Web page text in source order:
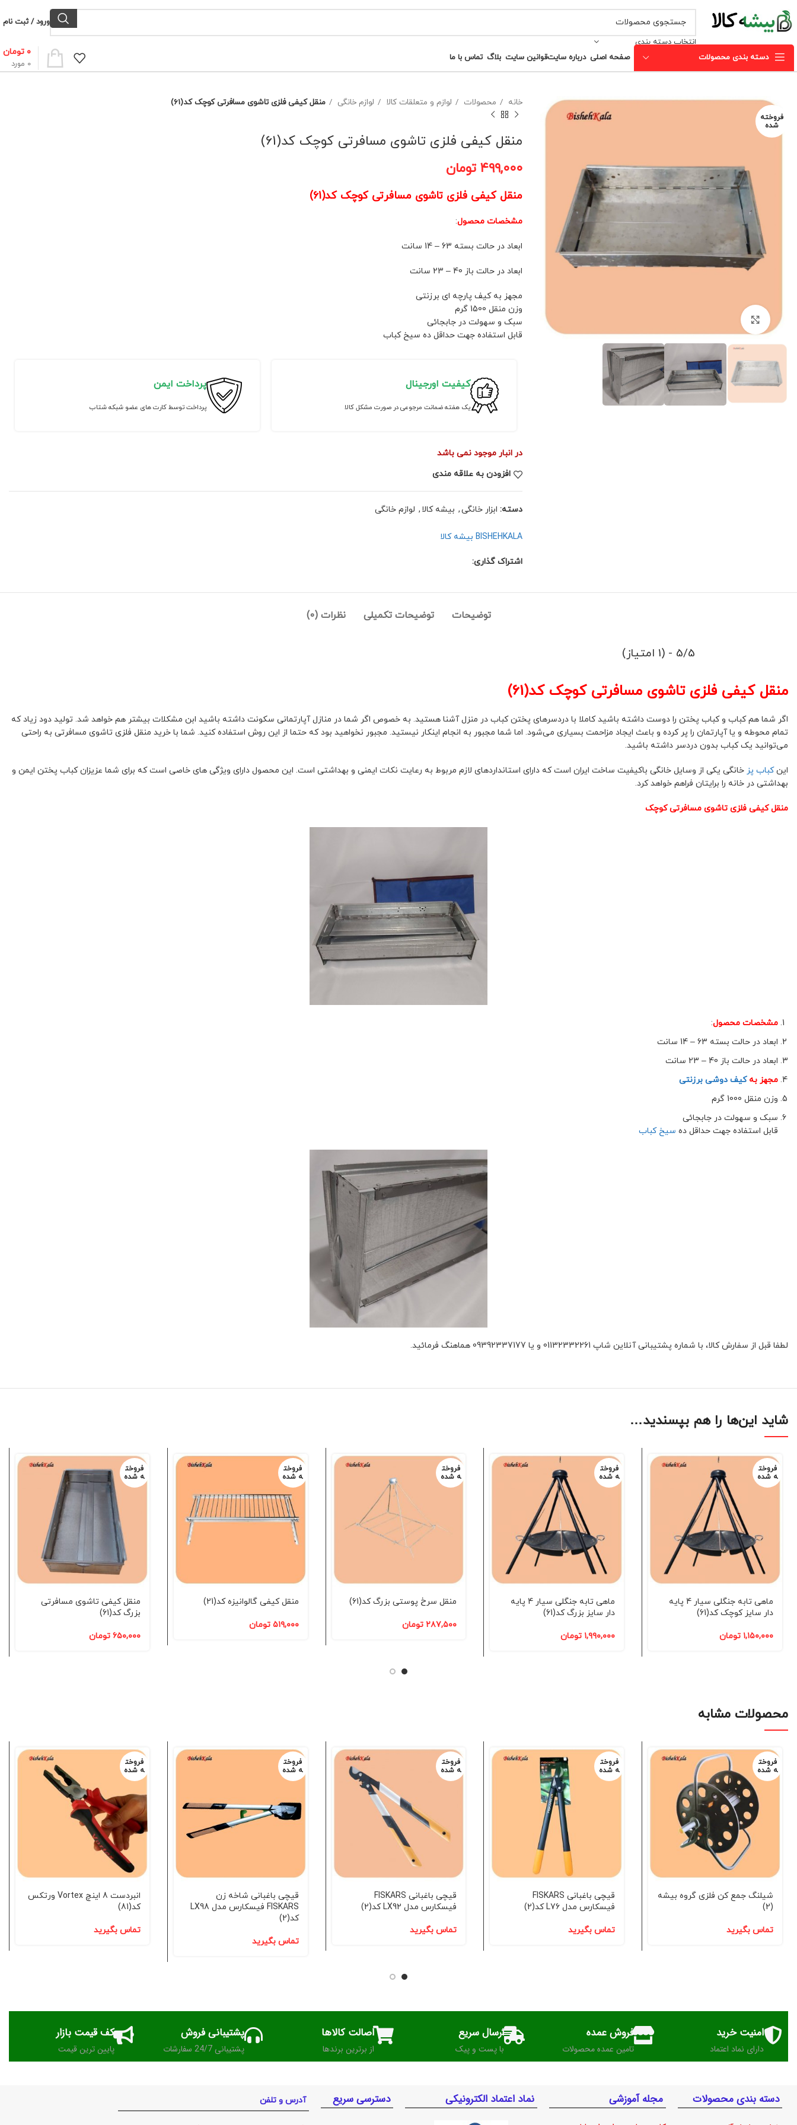
انتخاب دسته بندی
ورود / ثبت نام
دسته بندی محصولات صفحه اصلی درباره سایتقوانین سایت بلاگ تماس با ما
0 مورد
۰ تومان
فروخته
شده
خانه محصولات لوازم و متعلقات کالا لوازم خانگی منقل کیفی فلزی تاشوی مسافرتی کوچک کد(61)
منقل کیفی فلزی تاشوی مسافرتی کوچک کد(61)
۴۹۹,۰۰۰ تومان
منقل کیفی فلزی تاشوی مسافرتی کوچک کد(61)
مشخصات محصول:
ابعاد در حالت بسته 63 – 14 سانت
ابعاد در حالت باز 40 – 23 سانت
مجهز به کیف پارچه ای برزنتی
وزن منقل 1500 گرم
سبک و سهولت در جابجائی
قابل استفاده جهت حداقل ده سیخ کباب
کیفیت اورجینال
یک هفته ضمانت مرجوعی در صورت مشکل کالا
پرداخت ایمن
پرداخت توسط کارت های عضو شبکه شتاب
در انبار موجود نمی باشد
افزودن به علاقه مندی
دسته: ابزار خانگی, بیشه کالا , لوازم خانگی
BISHEHKALA بیشه کالا
اشتراک گذاری:
توضیحات توضیحات تکمیلی نظرات (0)
5/5 - (1 امتیاز)
منقل کیفی فلزی تاشوی مسافرتی کوچک کد(61)
اگر شما هم کباب و ‌کباب پختن را دوست داشته باشید کاملا با دردسرهای پختن کباب در منزل آشنا هستید. به خصوص اگر شما در منازل آپارتمانی سکونت داشته باشید ابن مشکلات بیشتر هم خواهد شد. تولید دود زیاد که
تمام محوطه و یا آپارتمان را پر کرده و باعث ایجاد مزاحمت بسیاری می‌شود. اما شما مجبور به انجام اینکار نیستید. مجبور نخواهید بود که حتما از این روش استفاده کنید. شما با خرید منقل فلزی تاشوی مسافرتی به راحتی
می‌توانید یک کباب بدون دردسر داشته باشید.
اینکباب پز خانگی یکی از وسایل خانگی باکیفیت ساخت ایران است که دارای استانداردهای لازم مربوط به رعایت نکات ایمنی و بهداشتی است. این محصول دارای ویژگی های خاصی است که برای شما عزیزان کباب پختن ایمن و
بهداشتی در خانه را برایتان فراهم خواهد کرد.
منقل کیفی فلزی تاشوی مسافرتی کوچک
مشخصات محصول:
ابعاد در حالت بسته 63 – 14 سانت
ابعاد در حالت باز 40 – 23 سانت
مجهز بهکیف دوشی برزنتی
وزن منقل 1000 گرم
سبک و سهولت در جابجائی
قابل استفاده جهت حداقل ده سیخ کباب
لطفا قبل از سفارش کالا، با شماره پشتیبانی آنلاین شاپ 01132332261 و یا 09392337177 هماهنگ فرمائید.
شاید این‌ها را هم بپسندید…
فروخت
ه شده
ماهی تابه جنگلی سیار 4 پایه
دار سایز کوچک کد(61)
۱,۱۵۰,۰۰۰ تومان
فروخت
ه شده
ماهی تابه جنگلی سیار 4 پایه
دار سایز بزرگ کد(61)
۱,۹۹۰,۰۰۰ تومان
فروخت
ه شده
منقل سرخ پوستی بزرگ کد(61)
۲۸۷,۵۰۰ تومان
فروخت
ه شده
منقل کیفی گالوانیزه کد(21)
۵۱۹,۰۰۰ تومان
فروخت
ه شده
منقل کیفی تاشوی مسافرتی
بزرگ کد(61)
۶۵۰,۰۰۰ تومان
محصولات مشابه
فروخت
ه شده
شیلنگ جمع کن فلزی گروه بیشه
(2)
تماس بگیرید
فروخت
ه شده
قیچی باغبانی FISKARS
فیسکارس مدل L76 کد(2)
تماس بگیرید
فروخت
ه شده
قیچی باغبانی FISKARS
فیسکارس مدل LX92 کد(2)
تماس بگیرید
فروخت
ه شده
قیچی باغبانی شاخه زن
FISKARS فیسکارس مدل LX98
کد(2)
تماس بگیرید
فروخت
ه شده
انبردست 8 اینچ Vortex ورتکس
کد(81)
تماس بگیرید
امنیت خرید
دارای نماد اعتماد
فروش عمده
تامین عمده محصولات
ارسال سریع
با پست و پیک
اصالت کالاها
از برترین برندها
پشتیبانی فروش
پشتیبانی 24/7 سفارشات
کف قیمت بازار
پایین ترین قیمت
دسته بندی محصولات مجله آموزشی نماد اعتماد الکترونیکی دسترسی سریع آدرس و تلفن